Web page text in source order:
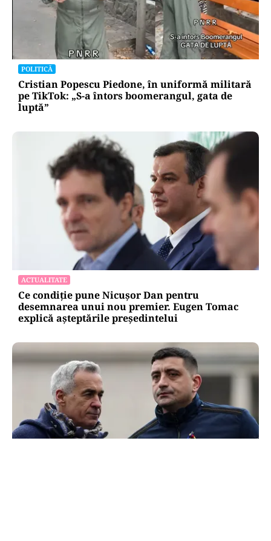
POLITICĂ
Cristian Popescu Piedone, în uniformă militară
pe TikTok: „S-a întors boomerangul, gata de
luptă”
ACTUALITATE
Ce condiție pune Nicușor Dan pentru
desemnarea unui nou premier. Eugen Tomac
explică așteptările președintelui